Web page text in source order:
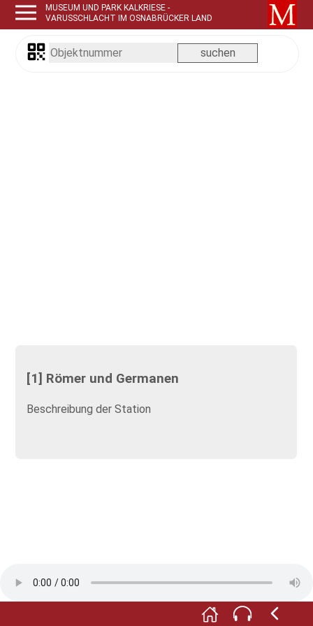
MUSEUM UND PARK KALKRIESE -
VARUSSCHLACHT IM OSNABRÜCKER LAND
[1] Römer und Germanen
Beschreibung der Station